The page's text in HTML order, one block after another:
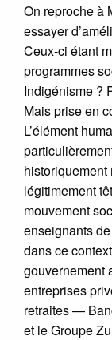
On reproche à
essayer
Ceux-ci étant
programmes
Indigénisme ?
Mais prise en
L’élément
historiquement
légitimement
mouvement
enseignants
dans ce
gouvernement
entreprises
retraites —
et le Groupe